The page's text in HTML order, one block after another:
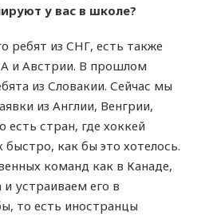
у вас в школе?
ребят из СНГ, есть также
и Австрии. В прошлом
из Словакии. Сейчас мы
из Англии, Венгрии,
стран, где хоккей
быстро, как бы это хотелось.
команд как в Канаде,
устраиваем его в
то есть иностранцы